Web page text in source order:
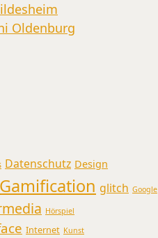
Oldenburg
Datenschutz Design
Gamification glitch Google
Hörspiel
Internet Kunst